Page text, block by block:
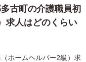
古町の介護職員初
求人はどのくらい
ホームヘルパー2級）求